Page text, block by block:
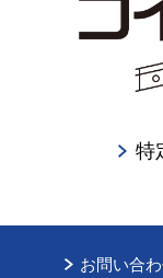
特
お問い合